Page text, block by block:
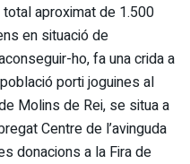
aproximat de 1.500
en situació de
ho, fa una crida a
porti joguines al
Molins de Rei, se situa a
Centre de l’avinguda
donacions a la Fira de